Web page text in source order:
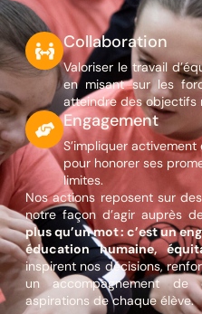
Nos actions reposent sur
notre façon d’agir auprès
plus qu’un mot : c’est un
éducation humaine,
inspirent nos décisions,
un accompagnement
aspirations de chaque élève.
Engagement
S’impliquer
pour honorer ses
limites.
Collaboration
Valoriser le travail
en misant sur les
atteindre des objectifs